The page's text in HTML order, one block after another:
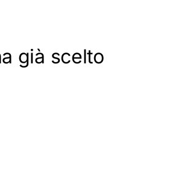
già scelto